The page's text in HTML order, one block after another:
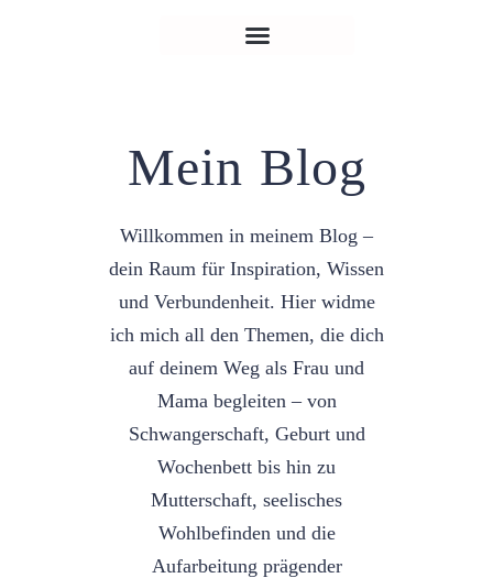
Mein Blog
Willkommen in meinem Blog –
dein Raum für Inspiration, Wissen
und Verbundenheit. Hier widme
ich mich all den Themen, die dich
auf deinem Weg als Frau und
Mama begleiten – von
Schwangerschaft, Geburt und
Wochenbett bis hin zu
Mutterschaft, seelisches
Wohlbefinden und die
Aufarbeitung prägender